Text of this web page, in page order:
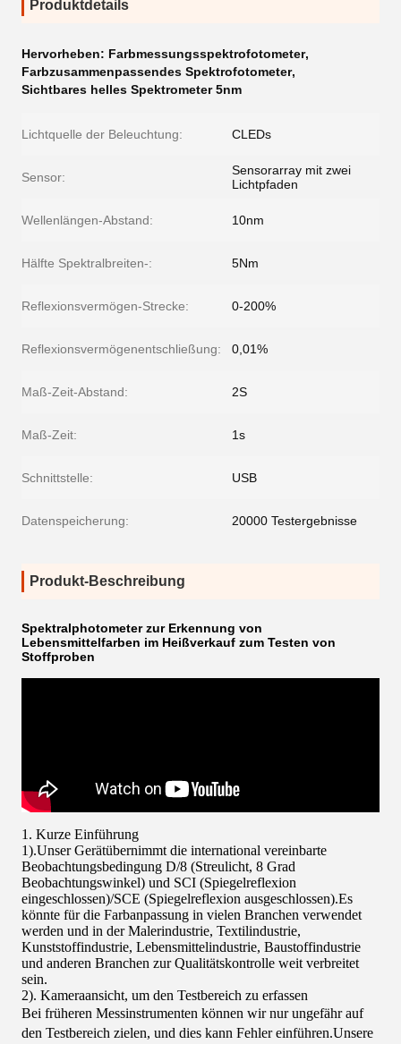
Produktdetails
Hervorheben: Farbmessungsspektrofotometer,
Farbzusammenpassendes Spektrofotometer,
Sichtbares helles Spektrometer 5nm
Lichtquelle der Beleuchtung: CLEDs
Sensor:
Sensorarray mit zwei
Lichtpfaden
Wellenlängen-Abstand: 10nm
Hälfte Spektralbreiten-: 5Nm
Reflexionsvermögen-Strecke: 0-200%
Reflexionsvermögenentschließung: 0,01%
Maß-Zeit-Abstand: 2S
Maß-Zeit: 1s
Schnittstelle: USB
Datenspeicherung: 20000 Testergebnisse
Produkt-Beschreibung
Spektralphotometer zur Erkennung von
Lebensmittelfarben im Heißverkauf zum Testen von
Stoffproben
1. Kurze Einführung
1).Unser Gerätübernimmt die international vereinbarte
Beobachtungsbedingung D/8 (Streulicht, 8 Grad
Beobachtungswinkel) und SCI (Spiegelreflexion
eingeschlossen)/SCE (Spiegelreflexion ausgeschlossen).Es
könnte für die Farbanpassung in vielen Branchen verwendet
werden und in der Malerindustrie, Textilindustrie,
Kunststoffindustrie, Lebensmittelindustrie, Baustoffindustrie
und anderen Branchen zur Qualitätskontrolle weit verbreitet
sein.
2). Kameraansicht, um den Testbereich zu erfassen
Bei früheren Messinstrumenten können wir nur ungefähr auf
den Testbereich zielen, und dies kann Fehler einführen.Unsere